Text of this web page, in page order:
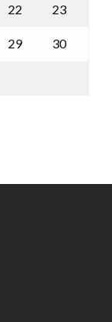
22 23
29 30